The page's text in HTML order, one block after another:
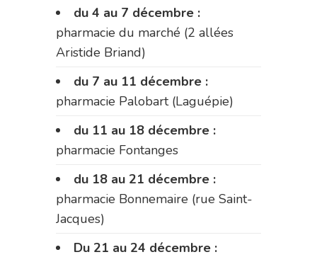
du 4 au 7 décembre :
pharmacie du marché (2 allées
Aristide Briand)
du 7 au 11 décembre :
pharmacie Palobart (Laguépie)
du 11 au 18 décembre :
pharmacie Fontanges
du 18 au 21 décembre :
pharmacie Bonnemaire (rue Saint-
Jacques)
Du 21 au 24 décembre :